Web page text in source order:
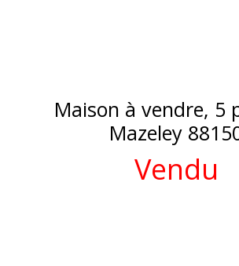
Maison à vendre, 5
Mazeley
Vendu